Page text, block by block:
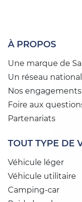
À PROPOS
Une marque de
Un réseau
Nos engagements
Foire aux
Partenariats
TOUT TYPE DE
Véhicule léger
Véhicule utilitaire
Camping-car